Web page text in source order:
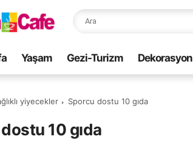
Yaşam Gezi-Turizm Dekorasyon
yiyecekler Sporcu dostu 10 gıda
10 gıda